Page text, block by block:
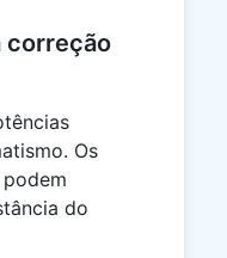
correção
Os
do